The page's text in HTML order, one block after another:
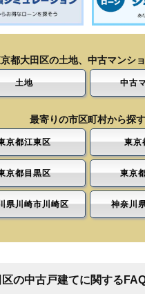
都大田区の土地、中古マンシ
土地 中古
最寄りの市区町村から探す
京都江東区 東京
京都目黒区 東京
県川崎市川崎区 神奈川
の中古戸建てに関する